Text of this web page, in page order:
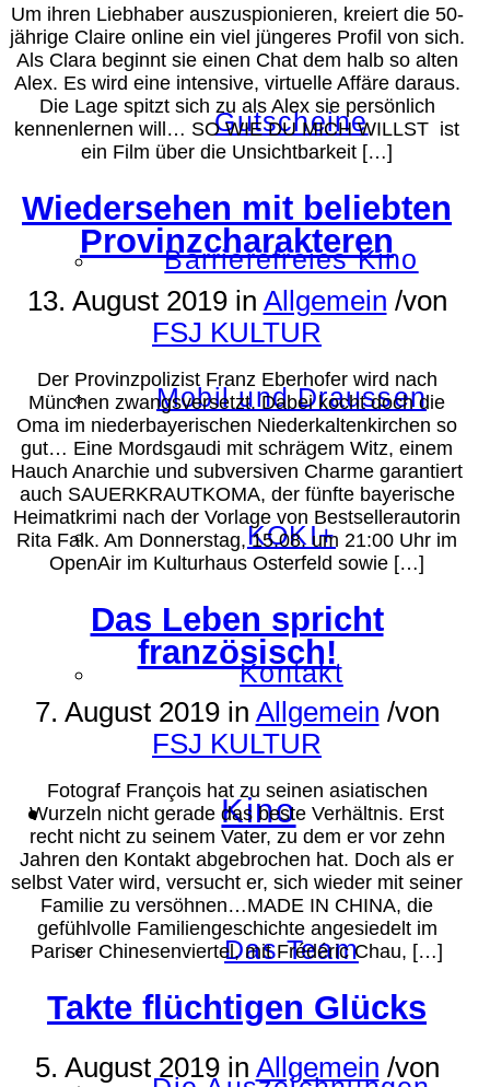
Gutscheine
Barrierefreies Kino
Mobil und Draussen
KOKI+
Kontakt
Kino
Das Team
Um ihren Liebhaber auszuspionieren, kreiert die 50-
jährige Claire online ein viel jüngeres Profil von sich.
Als Clara beginnt sie einen Chat dem halb so alten
Alex. Es wird eine intensive, virtuelle Affäre daraus.
Die Lage spitzt sich zu als Alex sie persönlich
kennenlernen will… SO WIE DU MICH WILLST ist
ein Film über die Unsichtbarkeit […]
Wiedersehen mit beliebten
Provinzcharakteren
13. August 2019 in Allgemein /von
FSJ KULTUR
Der Provinzpolizist Franz Eberhofer wird nach
München zwangsversetzt. Dabei kocht doch die
Oma im niederbayerischen Niederkaltenkirchen so
gut… Eine Mordsgaudi mit schrägem Witz, einem
Hauch Anarchie und subversiven Charme garantiert
auch SAUERKRAUTKOMA, der fünfte bayerische
Heimatkrimi nach der Vorlage von Bestsellerautorin
Rita Falk. Am Donnerstag, 15.08. um 21:00 Uhr im
OpenAir im Kulturhaus Osterfeld sowie […]
Das Leben spricht
französisch!
7. August 2019 in Allgemein /von
FSJ KULTUR
Fotograf François hat zu seinen asiatischen
Wurzeln nicht gerade das beste Verhältnis. Erst
recht nicht zu seinem Vater, zu dem er vor zehn
Jahren den Kontakt abgebrochen hat. Doch als er
selbst Vater wird, versucht er, sich wieder mit seiner
Familie zu versöhnen…MADE IN CHINA, die
gefühlvolle Familiengeschichte angesiedelt im
Pariser Chinesenviertel, mit Frédéric Chau, […]
Takte flüchtigen Glücks
5. August 2019 in Allgemein /von